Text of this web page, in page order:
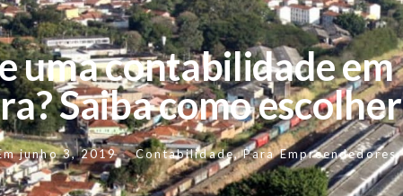
uma contabilidade em
Saiba como escolher
junho 3, 2019 Contabilidade,Para Empreendedores